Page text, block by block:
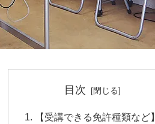
目次
【受講できる免許種類など】